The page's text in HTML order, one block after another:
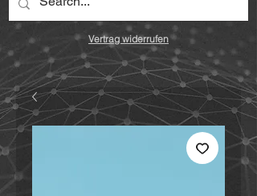
Vertrag widerrufen